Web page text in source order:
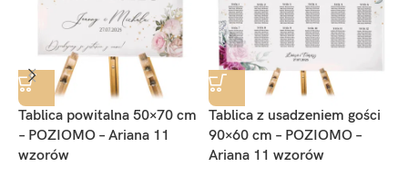
Tablica powitalna 50×70 cm
– POZIOMO – Ariana 11
wzorów
Tablica z usadzeniem gości
90×60 cm – POZIOMO –
Ariana 11 wzorów